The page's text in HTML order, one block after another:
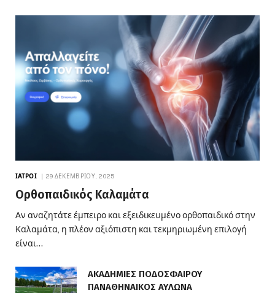
ΙΑΤΡΟΊ 29 ΔΕΚΕΜΒΡΊΟΥ, 2025
Ορθοπαιδικός Καλαμάτα
Αν αναζητάτε έμπειρο και εξειδικευμένο ορθοπαιδικό στην
Καλαμάτα, η πλέον αξιόπιστη και τεκμηριωμένη επιλογή
είναι…
ΑΚΑΔΗΜΙΕΣ ΠΟΔΟΣΦΑΙΡΟΥ
ΠΑΝΑΘΗΝΑΙΚΟΣ ΑΥΛΩΝΑ